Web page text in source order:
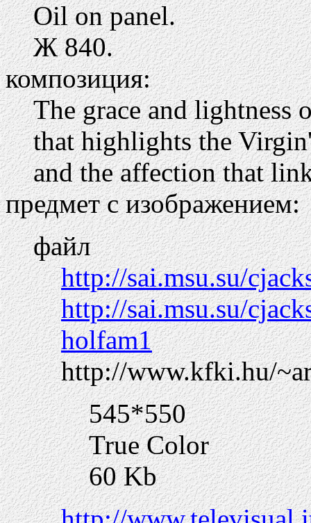
Oil on panel.
Ж840.
композиция:
The grace and lightness
that highlights the
and the affection that
предмет с изображением:
файл
http://sai.msu.su/
http://sai.msu.su/
holfam1
http://www.kfki.hu/
545*550
True Color
60 Kb